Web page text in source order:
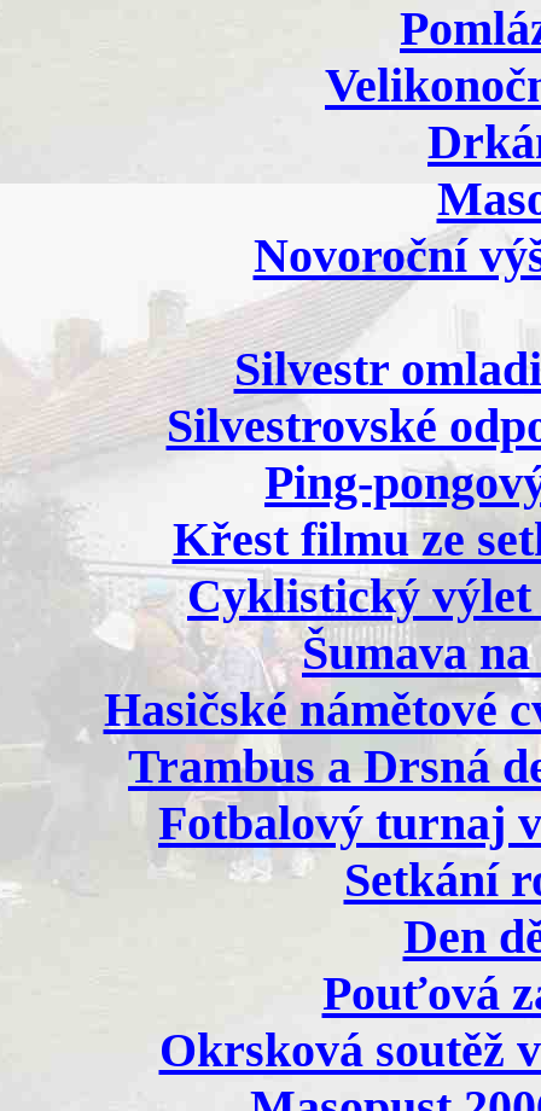
Novoroční
Silvestr
Silvestrovské
Ping-
Křest filmu ze
Cyklistický výlet
Šumava
Hasičské námětové
Trambus a Drsná
Fotbalový turnaj
Setkání
Den
Pouťová
Okrsková soutěž